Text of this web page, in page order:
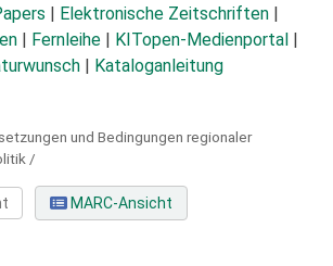
Elektronische Zeitschriften
Fernleihe KITopen-Medienportal
Kataloganleitung
und Bedingungen regionaler
/
MARC-Ansicht